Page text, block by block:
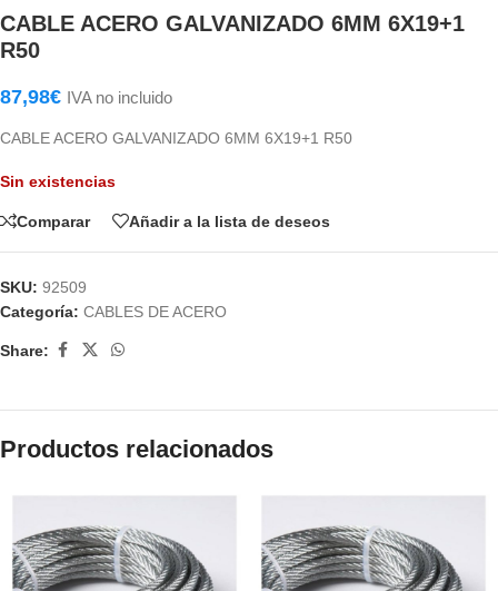
CABLE ACERO GALVANIZADO 6MM 6X19+1
R50
87,98€ IVA no incluido
CABLE ACERO GALVANIZADO 6MM 6X19+1 R50
Sin existencias
Comparar Añadir a la lista de deseos
SKU: 92509
Categoría: CABLES DE ACERO
Share:
Productos relacionados